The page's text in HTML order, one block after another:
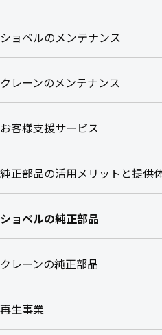
ショベルのメンテナンス
クレーンのメンテナンス
お客様支援サービス
純正部品の活用メリットと提供
ショベルの純正部品
クレーンの純正部品
再生事業